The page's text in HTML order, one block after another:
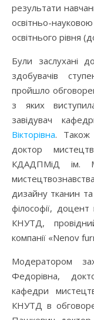
результати
освітньо-
освітнього рівня
Були заслухані
здобувачів
пройшло
з яких
завідувач
Вікторівна. Також
доктор
КДАДПМіД ім.
дизайну тканин
філософії,
КНУТД,
компанії «Nenov
Модератором
Федорівна,
кафедри
КНУТД в